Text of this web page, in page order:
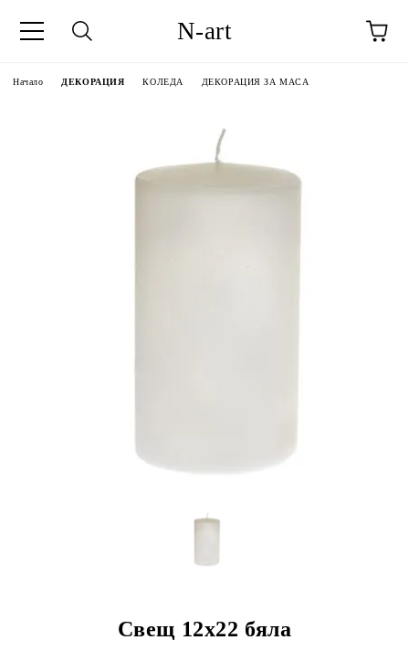
N-art
Начало ДЕКОРАЦИЯ КОЛЕДА ДЕКОРАЦИЯ ЗА МАСА
Свещ 12х22 бяла